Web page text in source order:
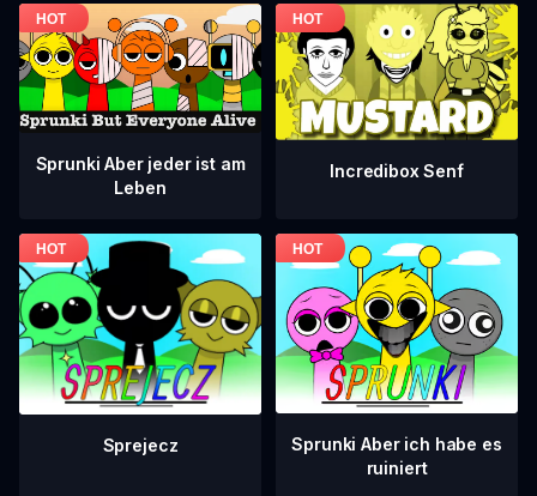
Sprunki Aber jeder ist am
Leben
Incredibox Senf
Sprejecz
Sprunki Aber ich habe es
ruiniert